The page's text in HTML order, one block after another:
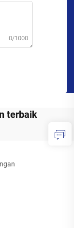
0/1000
terbaik